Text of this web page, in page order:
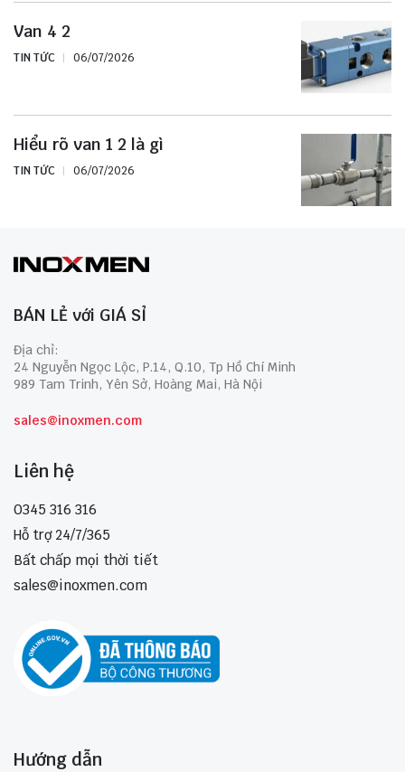
Van 4 2
TIN TỨC 06/07/2026
Hiểu rõ van 1 2 là gì
TIN TỨC 06/07/2026
BÁN LẺ với GIÁ SỈ
Địa chỉ:
24 Nguyễn Ngọc Lộc, P.14, Q.10, Tp Hồ Chí Minh
989 Tam Trinh, Yên Sở, Hoàng Mai, Hà Nội
sales@inoxmen.com
Liên hệ
0345 316 316
Hỗ trợ 24/7/365
Bất chấp mọi thời tiết
sales@inoxmen.com
Hướng dẫn